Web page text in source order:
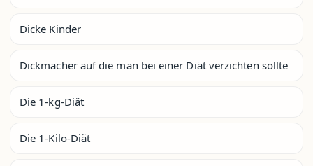
Dicke Kinder
Dickmacher auf die man bei einer Diät verzichten sollte
Die 1-kg-Diät
Die 1-Kilo-Diät